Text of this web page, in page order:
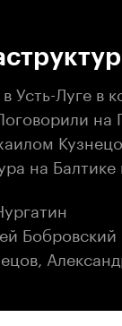
Усть-Луге в
на
Бобровский